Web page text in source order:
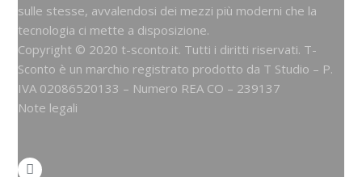
sulle stesse, avvalendosi dei mezzi più moderni che la
tecnologia ci mette a disposizione.
Copyright © 2020 t-sconto.it. Tutti i diritti riservati. T-
Sconto è un marchio registrato prodotto da T Studio – P.
IVA 02086520133 – Numero REA CO – 239137
Note legali